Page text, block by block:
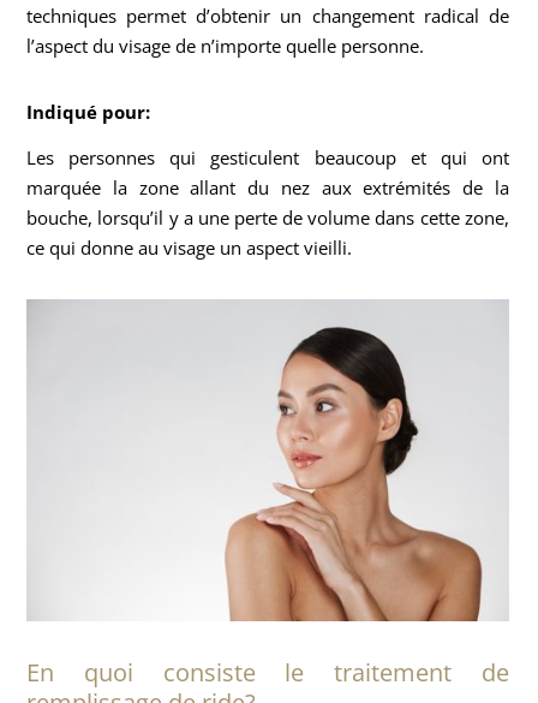
techniques permet d’obtenir un changement radical de
l’aspect du visage de n’importe quelle personne.
Indiqué pour:
Les personnes qui gesticulent beaucoup et qui ont
marquée la zone allant du nez aux extrémités de la
bouche, lorsqu’il y a une perte de volume dans cette zone,
ce qui donne au visage un aspect vieilli.
En quoi consiste le traitement de